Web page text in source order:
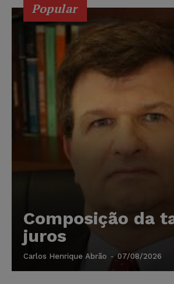
Popular
Composição da
juros
Carlos Henrique Abrão - 07/08/2026